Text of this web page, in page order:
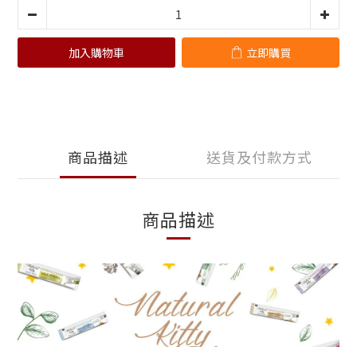
加入購物車 立即購買
商品描述 送貨及付款方式
商品描述